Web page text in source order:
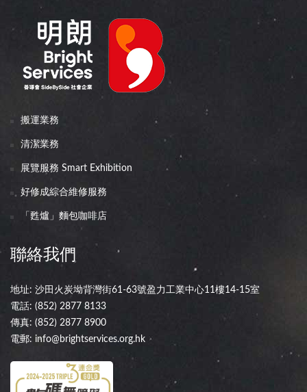
搬運業務
清潔業務
展覽服務 Smart Exhibition
好修成綜合維修服務
「甦爐」麵包咖啡店
聯絡我們
地址: 沙田火炭坳背灣街61-63號盈力工業中心11樓14-15室
電話: (852) 2877 8133
傳真: (852) 2877 8900
電郵: info@brightservices.org.hk